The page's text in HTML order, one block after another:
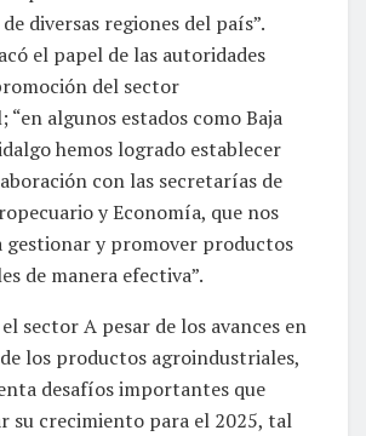
diversas regiones del país”.
el papel de las autoridades
del sector
algunos estados como Baja
hemos logrado establecer
con las secretarías de
y Economía, que nos
gestionar y promover productos
de manera efectiva”.
sector A pesar de los avances en
los productos agroindustriales,
desafíos importantes que
su crecimiento para el 2025, tal